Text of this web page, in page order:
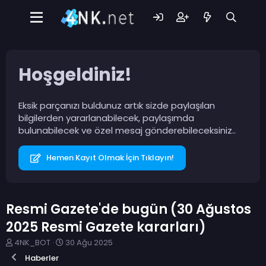
Hoşgeldiniz!
Eksik parçanızı buldunuz artık sizde paylaşılan
bilgilerden yararlanabilecek, paylaşımda
bulunabilecek ve özel mesaj gönderebileceksiniz..
Hemen Kayıt Olmak İçin Tıklayın!
Resmi Gazete'de bugün (30 Ağustos
2025 Resmi Gazete kararları)
K
o
n
4NK_BOT
B
30 Ağu 2025
Haberler